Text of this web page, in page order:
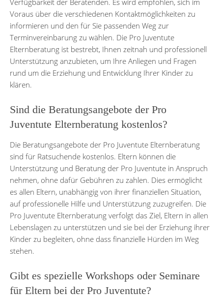
Voraus über die verschiedenen Kontaktmöglichkeiten zu
informieren und den für Sie passenden Weg zur
Terminvereinbarung zu wählen. Die Pro Juventute
Elternberatung ist bestrebt, Ihnen zeitnah und professionell
Unterstützung anzubieten, um Ihre Anliegen und Fragen
rund um die Erziehung und Entwicklung Ihrer Kinder zu
klären.
Sind die Beratungsangebote der Pro
Juventute Elternberatung kostenlos?
Die Beratungsangebote der Pro Juventute Elternberatung
sind für Ratsuchende kostenlos. Eltern können die
Unterstützung und Beratung der Pro Juventute in Anspruch
nehmen, ohne dafür Gebühren zu zahlen. Dies ermöglicht
es allen Eltern, unabhängig von ihrer finanziellen Situation,
auf professionelle Hilfe und Unterstützung zuzugreifen. Die
Pro Juventute Elternberatung verfolgt das Ziel, Eltern in allen
Lebenslagen zu unterstützen und sie bei der Erziehung ihrer
Kinder zu begleiten, ohne dass finanzielle Hürden im Weg
stehen.
Gibt es spezielle Workshops oder Seminare
für Eltern bei der Pro Juventute?